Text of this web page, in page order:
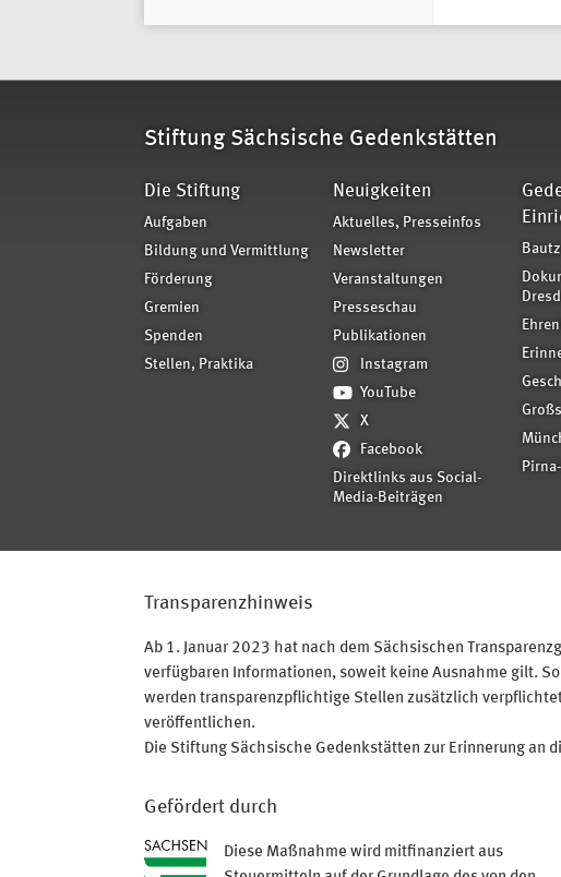
Stiftung Sächsische Gedenkstätten
Die Stiftung
Aufgaben
Bildung und Vermittlung
Förderung
Gremien
Spenden
Stellen, Praktika
Neuigkeiten
Aktuelles, Presseinfos
Newsletter
Veranstaltungen
Presseschau
Publikationen
Instagram
YouTube
X
Facebook
Direktlinks aus Social-
Media-Beiträgen
Transparenzhinweis
Ab 1. Januar 2023 hat nach dem Sächsischen
verfügbaren Informationen, soweit keine Ausnahme gilt.
werden transparenzpflichtige Stellen zusätzlich
veröffentlichen.
Die Stiftung Sächsische Gedenkstätten zur Erinnerung
Gefördert durch
Diese Maßnahme wird mitfinanziert aus